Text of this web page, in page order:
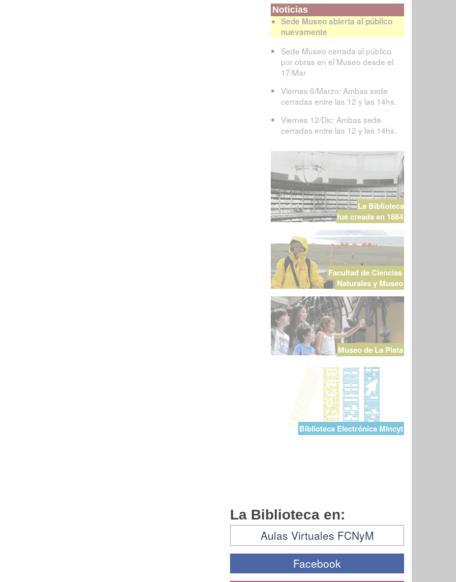
Noticias
Sede Museo abierta al público
nuevamente
Sede Museo cerrada al público
por obras en el Museo desde el
17/Mar
Viernes 6/Marzo: Ambas sede
cerradas entre las 12 y las 14hs.
Viernes 12/Dic: Ambas sede
cerradas entre las 12 y las 14hs.
La Biblioteca
fue creada en 1884
Facultad de Ciencias
Naturales y Museo
Museo de La Plata
Biblioteca Electrónica Mincyt
La Biblioteca en:
Aulas Virtuales FCNyM
Facebook